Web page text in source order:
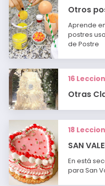
Otros
Aprende
postres
de Postre
16
Otras
18
SAN
En está
para San